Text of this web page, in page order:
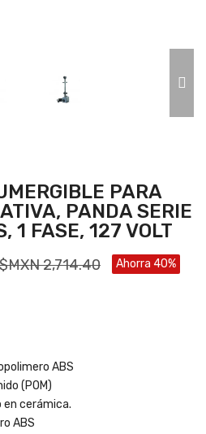
PARA
PANDA SERIE
1 FASE, 127 VOLT
$MXN 2,714.40 Ahorra 40%
ABS
(POM)
en cerámica.
ABS